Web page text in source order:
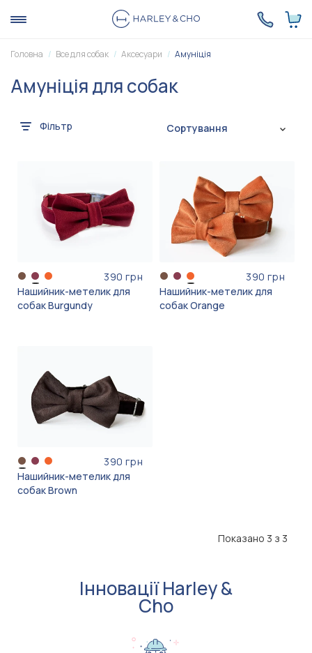
Головна Все для собак Аксесуари Амуніція
Амуніція для собак
Фільтр Сортування
390 грн
Нашийник-метелик для
собак Burgundy
390 грн
Нашийник-метелик для
собак Orange
390 грн
Нашийник-метелик для
собак Brown
Показано 3 з 3
Інновації Harley &
Cho